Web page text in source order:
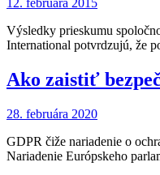
12. februára 2015
Výsledky prieskumu
International potvrdzujú, že
Ako zaistiť
28. februára 2020
GDPR čiže nariadenie o
Nariadenie Európskeho